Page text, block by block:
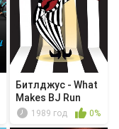
Битлджус - What
Makes BJ Run
1989 год 0%